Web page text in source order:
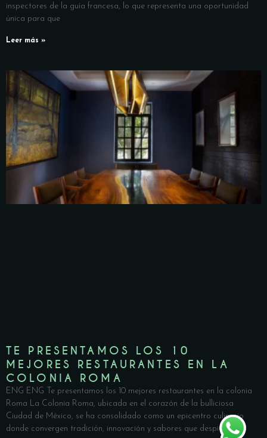
inspectores de la guía francesa, lo que representa una oportunidad
única para que
Leer más »
TE PRESENTAMOS LOS 10
MEJORES RESTAURANTES EN LA
COLONIA ROMA
ENG ENG Te presentamos los 10 mejores restaurantes en la colonia
Roma La Colonia Roma, ubicada en el corazón de la bulliciosa
Ciudad de México, se ha consolidado como un epicentro culinario
donde convergen tradición, innovación y sabores que despiertan